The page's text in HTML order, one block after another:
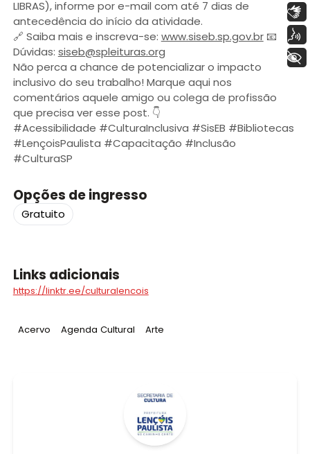
LIBRAS), informe por e-mail com até 7 dias de
antecedência do início da atividade.
🔗 Saiba mais e inscreva-se: www.siseb.sp.gov.br📧
Dúvidas: siseb@spleituras.org
Não perca a chance de potencializar o impacto
inclusivo do seu trabalho! Marque aqui nos
comentários aquele amigo ou colega de profissão
que precisa ver esse post. 👇
#Acessibilidade #CulturaInclusiva #SisEB #Bibliotecas
#LençoisPaulista #Capacitação #Inclusão
#CulturaSP
Opções de ingresso
Gratuito
Links adicionais
https://linktr.ee/culturalencois
Tag:
Acervo Tag:
Agenda Cultural Tag:
Arte
Libras
Voz